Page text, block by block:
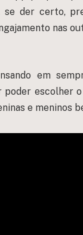
se der certo,
nas
em
poder escolher
e meninos